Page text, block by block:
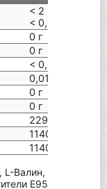
< 2 кДж
< 0,5 ккал
0 г
0 г
< 0,05 г
0,01 г
0 г
0 г
2290 мг
1140 мг
1140 мг
Валин, регулятор
E955, E950,